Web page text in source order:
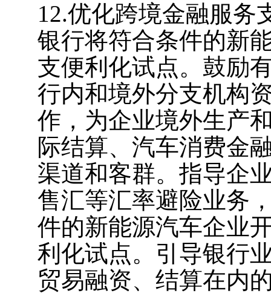
12.优化跨境金融服务
银行将符合条件的新
支便利化试点。鼓励
行内和境外分支机构
作，为企业境外生产
际结算、汽车消费金
渠道和客群。指导企
售汇等汇率避险业务
件的新能源汽车企业
利化试点。引导银行
贸易融资、结算在内